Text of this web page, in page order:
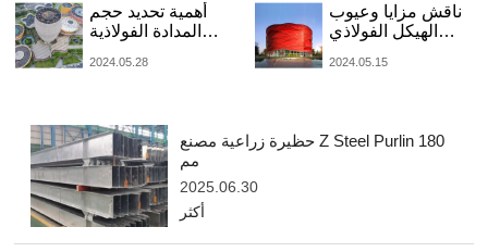
حظيرة زراعية مصنع Z Steel Purlin 180
مم
2025.06.30
أكثر
أهمية تحديد حجم
المدادة الفولاذية
2024.05.28
ناقش مزايا وعيوب
الهيكل الفولاذي
2024.05.15